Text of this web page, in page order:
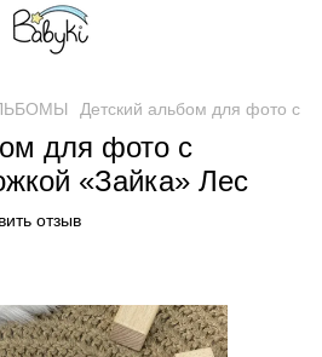
Детский альбом для фото с
для фото с
«Зайка» Лес
отзыв